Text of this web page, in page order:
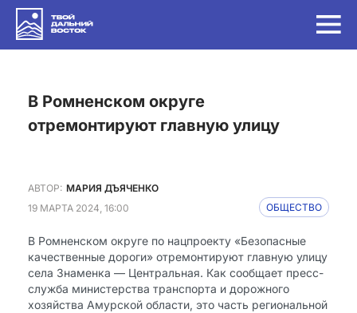
в Ромненском округе
отремонтируют главную улицу
АВТОР: МАРИЯ ДЪЯЧЕНКО
19 МАРТА 2024, 16:00
ОБЩЕСТВО
В Ромненском округе по нацпроекту «Безопасные
качественные дороги» отремонтируют главную улицу
села Знаменка — Центральная. Как сообщает пресс-
служба министерства транспорта и дорожного
хозяйства Амурской области, это часть региональной